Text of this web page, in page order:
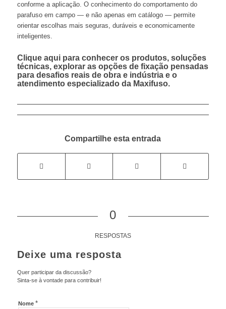
conforme a aplicação. O conhecimento do comportamento do
parafuso em campo — e não apenas em catálogo — permite
orientar escolhas mais seguras, duráveis e economicamente
inteligentes.
Clique aquipara conhecer os produtos, soluções
técnicas, explorar as opções de fixação pensadas
para desafios reais de obra e indústria e o
atendimento especializado da Maxifuso.
Compartilhe esta entrada
0
RESPOSTAS
Deixe uma resposta
Quer participar da discussão?
Sinta-se à vontade para contribuir!
Nome *